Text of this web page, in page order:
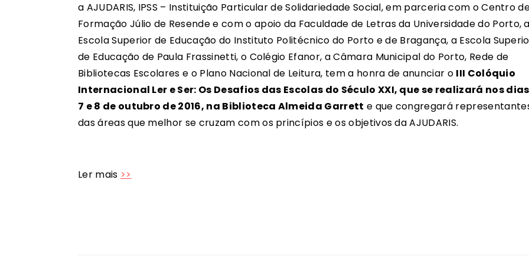
a AJUDARIS, IPSS – Instituição Particular de Solidariedade Social, em parceria com o Centro
Formação Júlio de Resende e com o apoio da Faculdade de Letras da Universidade do Porto,
Escola Superior de Educação do Instituto Politécnico do Porto e de Bragança, a Escola
de Educação de Paula Frassinetti, o Colégio Efanor, a Câmara Municipal do Porto, Rede de
Bibliotecas Escolares e o Plano Nacional de Leitura, tem a honra de anunciar o III Colóquio
Internacional Ler e Ser: Os Desafios das Escolas do Século XXI, que se realizará nos dias
7 e 8 de outubro de 2016, na Biblioteca Almeida Garrett e que congregará
das áreas que melhor se cruzam com os princípios e os objetivos da AJUDARIS.
Ler mais >>